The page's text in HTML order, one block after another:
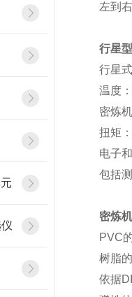
左到
行星
行星
温度
密炼
扭矩
电子
包括
密炼
PVC
树脂
依据